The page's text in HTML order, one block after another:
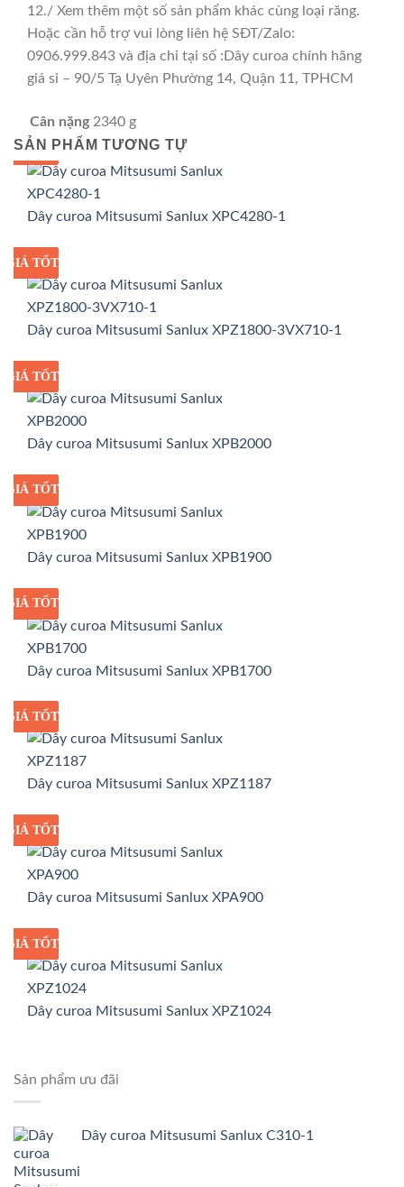
12./ Xem thêm một số sản phẩm khác cùng loại răng.
Hoặc cần hỗ trợ vui lòng liên hệ SĐT/Zalo:
0906.999.843 và địa chỉ tại số :Dây curoa chính hãng
giá sỉ – 90/5 Tạ Uyên Phường 14, Quận 11, TPHCM
Cân nặng 2340 g
SẢN PHẨM TƯƠNG TỰ
GIÁ SỈ
GIÁ TỐT
Dây curoa Mitsusumi Sanlux XPC4280-1
GIÁ SỈ
GIÁ TỐT
Dây curoa Mitsusumi Sanlux XPZ1800-3VX710-1
GIÁ SỈ
GIÁ TỐT
Dây curoa Mitsusumi Sanlux XPB2000
GIÁ SỈ
GIÁ TỐT
Dây curoa Mitsusumi Sanlux XPB1900
GIÁ SỈ
GIÁ TỐT
Dây curoa Mitsusumi Sanlux XPB1700
GIÁ SỈ
GIÁ TỐT
Dây curoa Mitsusumi Sanlux XPZ1187
GIÁ SỈ
GIÁ TỐT
Dây curoa Mitsusumi Sanlux XPA900
GIÁ SỈ
GIÁ TỐT
Dây curoa Mitsusumi Sanlux XPZ1024
Sản phẩm ưu đãi
Dây curoa Mitsusumi Sanlux C310-1